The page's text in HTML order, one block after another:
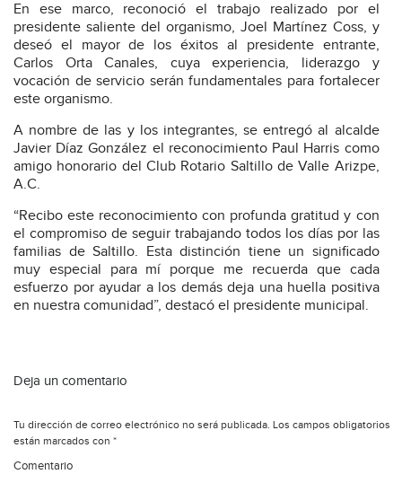
En ese marco, reconoció el trabajo realizado por el
presidente saliente del organismo, Joel Martínez Coss, y
deseó el mayor de los éxitos al presidente entrante,
Carlos Orta Canales, cuya experiencia, liderazgo y
vocación de servicio serán fundamentales para fortalecer
este organismo.
A nombre de las y los integrantes, se entregó al alcalde
Javier Díaz González el reconocimiento Paul Harris como
amigo honorario del Club Rotario Saltillo de Valle Arizpe,
A.C.
“Recibo este reconocimiento con profunda gratitud y con
el compromiso de seguir trabajando todos los días por las
familias de Saltillo. Esta distinción tiene un significado
muy especial para mí porque me recuerda que cada
esfuerzo por ayudar a los demás deja una huella positiva
en nuestra comunidad”, destacó el presidente municipal.
Deja un comentario
Tu dirección de correo electrónico no será publicada. Los campos obligatorios
están marcados con *
Comentario